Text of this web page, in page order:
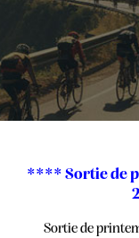
**** Sortie de
Sortie de